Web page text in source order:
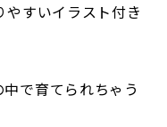
すいイラスト付き
で育てられちゃう